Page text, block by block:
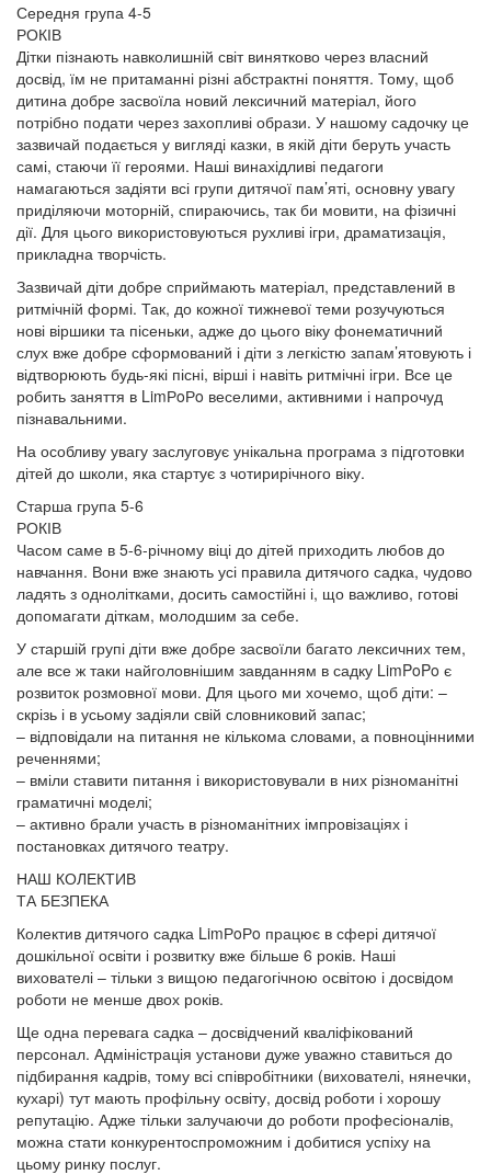
Середня група 4-5
РОКІВ
Дітки пізнають навколишній світ винятково через власний
досвід, їм не притаманні різні абстрактні поняття. Тому, щоб
дитина добре засвоїла новий лексичний матеріал, його
потрібно подати через захопливі образи. У нашому садочку це
зазвичай подається у вигляді казки, в якій діти беруть участь
самі, стаючи її героями. Наші винахідливі педагоги
намагаються задіяти всі групи дитячої пам’яті, основну увагу
приділяючи моторній, спираючись, так би мовити, на фізичні
дії. Для цього використовуються рухливі ігри, драматизація,
прикладна творчість.
Зазвичай діти добре сприймають матеріал, представлений в
ритмічній формі. Так, до кожної тижневої теми розучуються
нові віршики та пісеньки, адже до цього віку фонематичний
слух вже добре сформований і діти з легкістю запам’ятовують і
відтворюють будь-які пісні, вірші і навіть ритмічні ігри. Все це
робить заняття в LimРoРo веселими, активними і напрочуд
пізнавальними.
На особливу увагу заслуговує унікальна програма з підготовки
дітей до школи, яка стартує з чотирирічного віку.
Старша група 5-6
РОКІВ
Часом саме в 5-6-річному віці до дітей приходить любов до
навчання. Вони вже знають усі правила дитячого садка, чудово
ладять з однолітками, досить самостійні і, що важливо, готові
допомагати діткам, молодшим за себе.
У старшій групі діти вже добре засвоїли багато лексичних тем,
але все ж таки найголовнішим завданням в садку LimPoPo є
розвиток розмовної мови. Для цього ми хочемо, щоб діти: –
скрізь і в усьому задіяли свій словниковий запас;
– відповідали на питання не кількома словами, а повноцінними
реченнями;
– вміли ставити питання і використовували в них різноманітні
граматичні моделі;
– активно брали участь в різноманітних імпровізаціях і
постановках дитячого театру.
НАШ КОЛЕКТИВ
ТА БЕЗПЕКА
Колектив дитячого садка LimРoРo працює в сфері дитячої
дошкільної освіти і розвитку вже більше 6 років. Наші
вихователі – тільки з вищою педагогічною освітою і досвідом
роботи не менше двох років.
Ще одна перевага садка – досвідчений кваліфікований
персонал. Адміністрація установи дуже уважно ставиться до
підбирання кадрів, тому всі співробітники (вихователі, нянечки,
кухарі) тут мають профільну освіту, досвід роботи і хорошу
репутацію. Адже тільки залучаючи до роботи професіоналів,
можна стати конкурентоспроможним і добитися успіху на
цьому ринку послуг.